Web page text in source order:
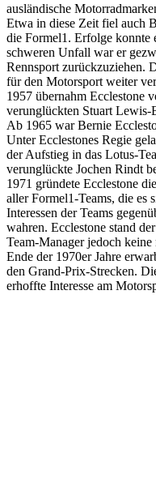
ausländische
Etwa in diese Zeit fiel auch
die Formel1. Erfolge konnte
schweren Unfall war er
Rennsport zurückzuziehen.
für den Motorsport weiter
1957 übernahm Ecclestone
verunglückten Stuart Lewis-
Ab 1965 war Bernie
Unter Ecclestones Regie
der Aufstieg in das Lotus-
verunglückte Jochen Rindt
1971 gründete Ecclestone
aller Formel1-Teams, die es
Interessen der Teams
wahren. Ecclestone stand
Team-Manager jedoch
Ende der 1970er Jahre
den Grand-Prix-Strecken.
erhoffte Interesse am